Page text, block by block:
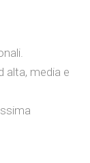
alta, media e